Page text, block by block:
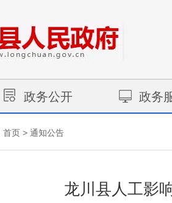
政务公开 政务
首页 > 通知公告
龙川县人工影